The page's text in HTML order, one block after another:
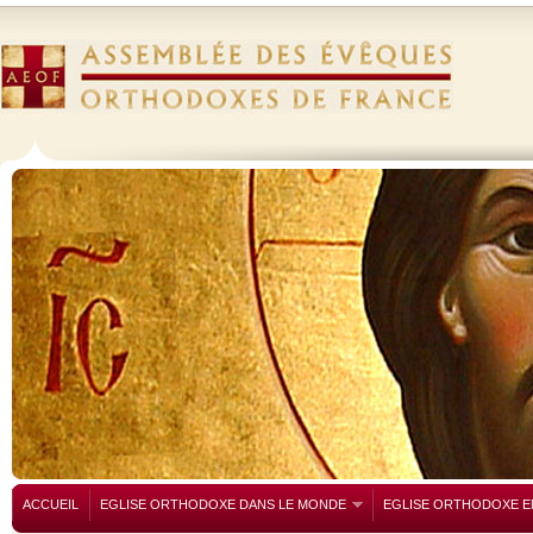
ACCUEIL EGLISE ORTHODOXE DANS LE MONDE EGLISE ORTHODOXE